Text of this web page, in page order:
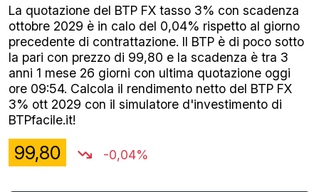
La quotazione del BTP FX tasso 3% con scadenza
ottobre 2029 è in calo del 0,04% rispetto al giorno
precedente di contrattazione. Il BTP è di poco sotto
la pari con prezzo di 99,80 e la scadenza è tra 3
anni 1 mese 26 giorni con ultima quotazione oggi
ore 09:54. Calcola il rendimento netto del BTP FX
3% ott 2029 con il simulatore d'investimento di
BTPfacile.it!
99,80 -0,04%